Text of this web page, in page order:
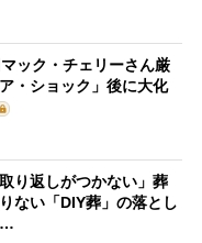
マック・チェリーさん厳
・ショック」後に大化
り返しがつかない」葬
ない「DIY葬」の落とし
…